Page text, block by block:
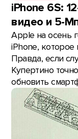
iPhone 6S:
видео и 5-
Apple на осень
iPhone,
Правда, если
Купертино
обновить